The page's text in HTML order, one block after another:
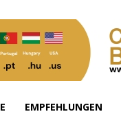
EMPFEHLUNGEN